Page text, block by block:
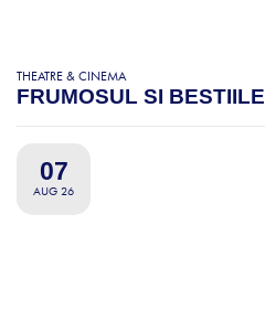
THEATRE & CINEMA
FRUMOSUL SI BESTIILE
07
AUG 26